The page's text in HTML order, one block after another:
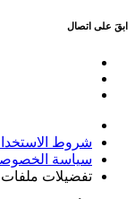
ابقَ على اتصال
شروط
سياسة
تفضيلات ملفات